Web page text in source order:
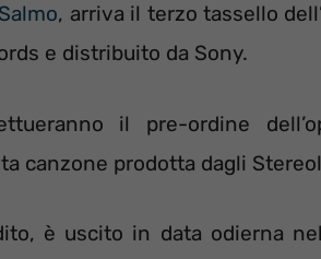
, arriva il terzo tassello
e distribuito da Sony.
il pre-ordine
canzone prodotta dagli
è uscito in data odierna